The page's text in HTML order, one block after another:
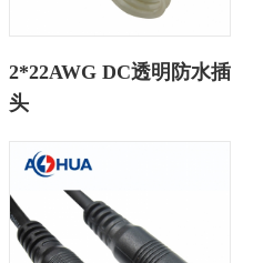
2*22AWG DC透明防水插
头